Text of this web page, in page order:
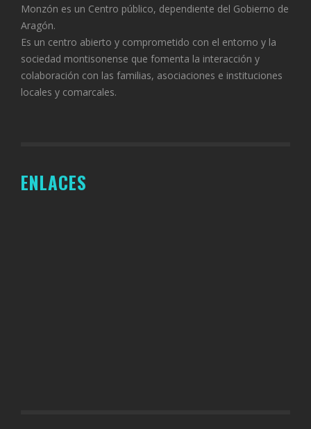
Monzón es un Centro público, dependiente del Gobierno de
Aragón.
Es un centro abierto y comprometido con el entorno y la
sociedad montisonense que fomenta la interacción y
colaboración con las familias, asociaciones e instituciones
locales y comarcales.
ENLACES